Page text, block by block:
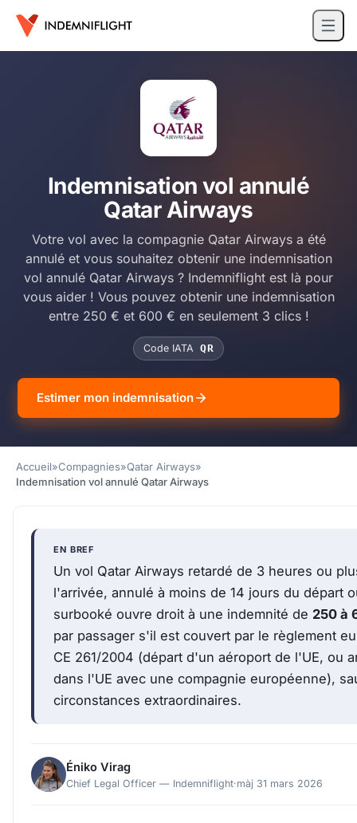
Indemnisation vol annulé
Qatar Airways
Votre vol avec la compagnie Qatar Airways a été
annulé et vous souhaitez obtenir une indemnisation
vol annulé Qatar Airways ? Indemniflight est là pour
vous aider ! Vous pouvez obtenir une indemnisation
entre 250 € et 600 € en seulement 3 clics !
Code IATA QR
Estimer mon indemnisation
Accueil»Compagnies»Qatar Airways»
Indemnisation vol annulé Qatar Airways
EN BREF
Un vol Qatar Airways retardé de 3 heures ou
l'arrivée, annulé à moins de 14 jours du départ
surbooké ouvre droit à une indemnité de 250 à
par passager s'il est couvert par le règlement
CE 261/2004 (départ d'un aéroport de l'UE, ou
dans l'UE avec une compagnie européenne),
circonstances extraordinaires.
Éniko Virag
Chief Legal Officer — Indemniflight·màj 31 mars 2026